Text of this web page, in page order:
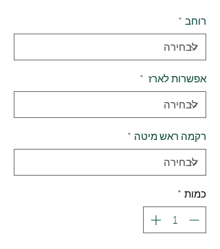
רוחב *
אפשרות לארז *
רקמה ראש מיטה *
כמות *